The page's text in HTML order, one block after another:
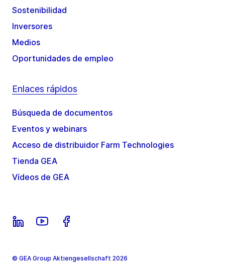
Sostenibilidad
Inversores
Medios
Oportunidades de empleo
Enlaces rápidos
Búsqueda de documentos
Eventos y webinars
Acceso de distribuidor Farm Technologies
Tienda GEA
Vídeos de GEA
© GEA Group Aktiengesellschaft 2026